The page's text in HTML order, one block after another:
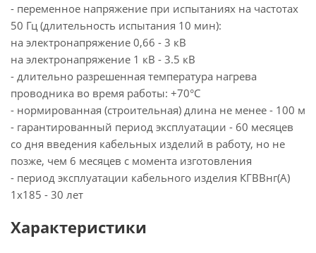
- переменное напряжение при испытаниях на частотах
50 Гц (длительность испытания 10 мин):
на электронапряжение 0,66 - 3 кВ
на электронапряжение 1 кВ - 3.5 кВ
- длительно разрешенная температура нагрева
проводника во время работы: +70°С
- нормированная (строительная) длина не менее - 100 м
- гарантированный период эксплуатации - 60 месяцев
со дня введения кабельных изделий в работу, но не
позже, чем 6 месяцев с момента изготовления
- период эксплуатации кабельного изделия КГВВнг(А)
1х185 - 30 лет
Характеристики